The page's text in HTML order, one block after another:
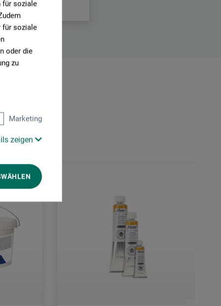
für soziale
für soziale
oder die
zu
Marketing
zeigen